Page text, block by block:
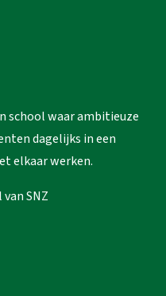
school waar ambitieuze
dagelijks in een
elkaar werken.
vanSNZ